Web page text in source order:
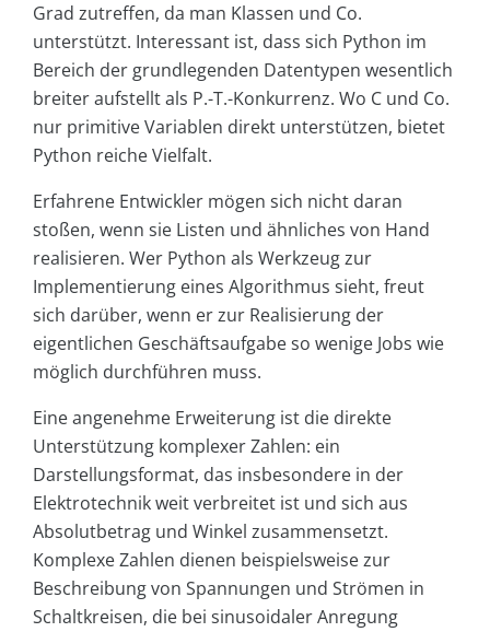
Grad zutreffen, da man Klassen und Co.
unterstützt. Interessant ist, dass sich Python im
Bereich der grundlegenden Datentypen wesentlich
breiter aufstellt als P.-T.-Konkurrenz. Wo C und Co.
nur primitive Variablen direkt unterstützen, bietet
Python reiche Vielfalt.
Erfahrene Entwickler mögen sich nicht daran
stoßen, wenn sie Listen und ähnliches von Hand
realisieren. Wer Python als Werkzeug zur
Implementierung eines Algorithmus sieht, freut
sich darüber, wenn er zur Realisierung der
eigentlichen Geschäftsaufgabe so wenige Jobs wie
möglich durchführen muss.
Eine angenehme Erweiterung ist die direkte
Unterstützung komplexer Zahlen: ein
Darstellungsformat, das insbesondere in der
Elektrotechnik weit verbreitet ist und sich aus
Absolutbetrag und Winkel zusammensetzt.
Komplexe Zahlen dienen beispielsweise zur
Beschreibung von Spannungen und Strömen in
Schaltkreisen, die bei sinusoidaler Anregung